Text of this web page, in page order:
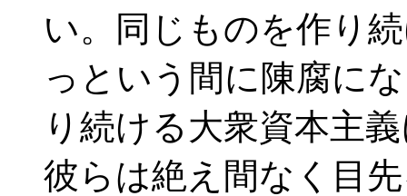
い。同じものを作り
っという間に陳腐に
り続ける大衆資本主
彼らは絶え間なく目